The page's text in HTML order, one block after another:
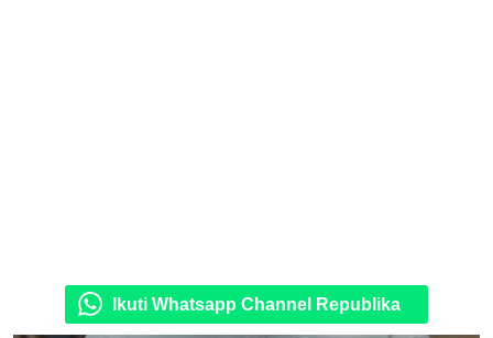
Ikuti Whatsapp Channel Republika